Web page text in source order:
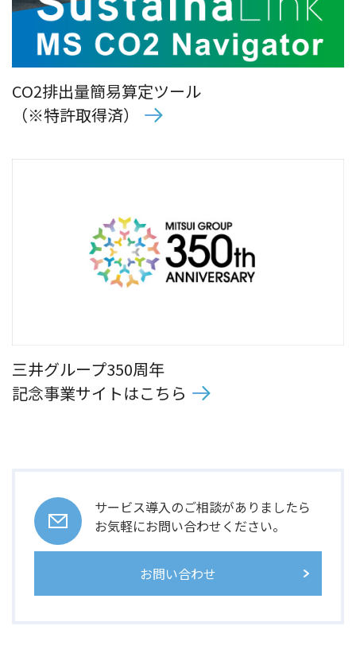
CO2排出量簡易算定ツール
（※特許取得済）
三井グループ350周年
記念事業サイトはこちら
サービス導入のご相談がありましたら
お気軽にお問い合わせください。
お問い合わせ